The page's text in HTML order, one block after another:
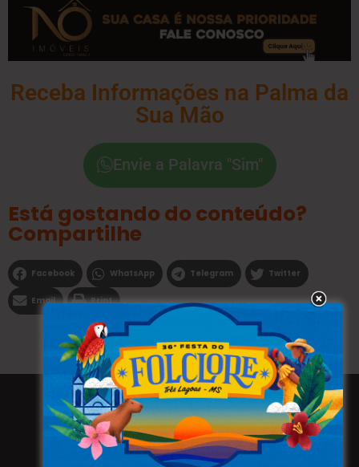
Receba Informações na Palma da
Sua Mão
Envie a Palavra "Sim"
Está gostando do conteúdo?
Compartilhe
Facebook WhatsApp Telegram Twitter
Email Print
Todos os direitos reservados a WEBFAVORITA.COM.BR